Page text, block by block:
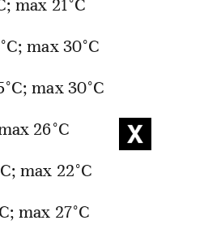
max 21°C
max 30°C
max 30°C
26°C
max 22°C
max 27°C